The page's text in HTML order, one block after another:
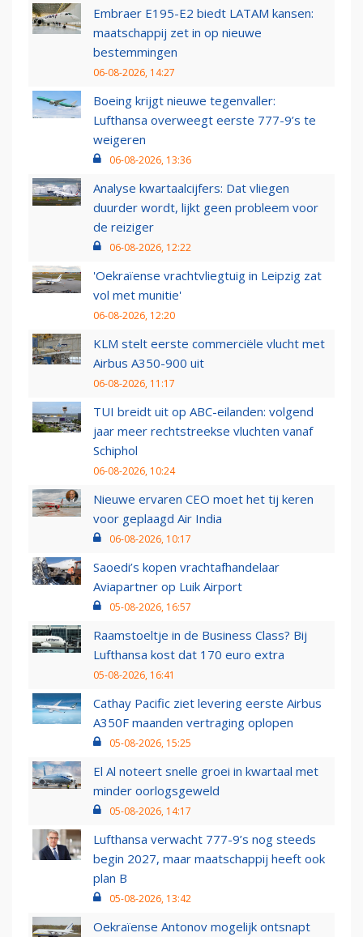
Embraer E195-E2 biedt LATAM kansen:
maatschappij zet in op nieuwe
bestemmingen
06-08-2026, 14:27
Boeing krijgt nieuwe tegenvaller:
Lufthansa overweegt eerste 777-9’s te
weigeren
06-08-2026, 13:36
Analyse kwartaalcijfers: Dat vliegen
duurder wordt, lijkt geen probleem voor
de reiziger
06-08-2026, 12:22
'Oekraïense vrachtvliegtuig in Leipzig zat
vol met munitie'
06-08-2026, 12:20
KLM stelt eerste commerciële vlucht met
Airbus A350-900 uit
06-08-2026, 11:17
TUI breidt uit op ABC-eilanden: volgend
jaar meer rechtstreekse vluchten vanaf
Schiphol
06-08-2026, 10:24
Nieuwe ervaren CEO moet het tij keren
voor geplaagd Air India
06-08-2026, 10:17
Saoedi’s kopen vrachtafhandelaar
Aviapartner op Luik Airport
05-08-2026, 16:57
Raamstoeltje in de Business Class? Bij
Lufthansa kost dat 170 euro extra
05-08-2026, 16:41
Cathay Pacific ziet levering eerste Airbus
A350F maanden vertraging oplopen
05-08-2026, 15:25
El Al noteert snelle groei in kwartaal met
minder oorlogsgeweld
05-08-2026, 14:17
Lufthansa verwacht 777-9’s nog steeds
begin 2027, maar maatschappij heeft ook
plan B
05-08-2026, 13:42
Oekraïense Antonov mogelijk ontsnapt